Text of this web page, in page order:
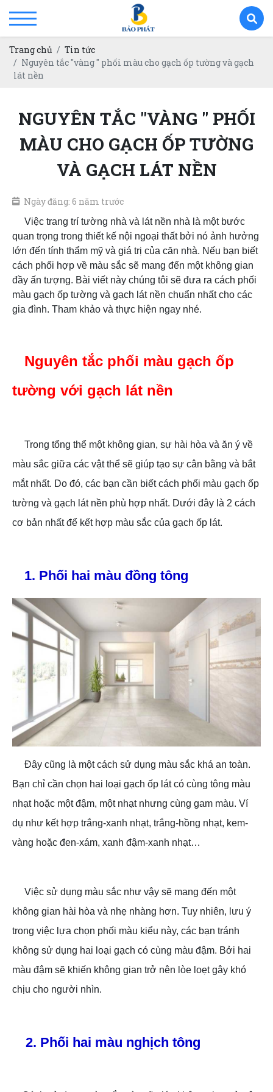
Trang chủ
Tin tức
Nguyên tắc "vàng " phối màu cho gạch ốp tường và gạch
lát nền
NGUYÊN TẮC "VÀNG " PHỐI
MÀU CHO GẠCH ỐP TƯỜNG
VÀ GẠCH LÁT NỀN
Ngày đăng: 6 năm trước
Việc trang trí tường nhà và lát nền nhà là một bước
quan trọng trong thiết kế nội ngoại thất bởi nó ảnh hưởng
lớn đến tính thẩm mỹ và giá trị của căn nhà. Nếu bạn biết
cách phối hợp về màu sắc sẽ mang đến một không gian
đầy ấn tượng. Bài viết này chúng tôi sẽ đưa ra cách phối
màu gạch ốp tường và gạch lát nền chuẩn nhất cho các
gia đình. Tham khảo và thực hiện ngay nhé.
Nguyên tắc phối màu gạch ốp
tường với gạch lát nền
Trong tổng thể một không gian, sự hài hòa và ăn ý về
màu sắc giữa các vật thể sẽ giúp tạo sự cân bằng và bắt
mắt nhất. Do đó, các bạn cần biết cách phối màu gạch ốp
tường và gạch lát nền phù hợp nhất. Dưới đây là 2 cách
cơ bản nhất để kết hợp màu sắc của gạch ốp lát.
1. Phối hai màu đồng tông
Đây cũng là một cách sử dụng màu sắc khá an toàn.
Bạn chỉ cần chọn hai loại gạch ốp lát có cùng tông màu
nhạt hoặc một đậm, một nhạt nhưng cùng gam màu. Ví
dụ như kết hợp trắng-xanh nhạt, trắng-hồng nhạt, kem-
vàng hoặc đen-xám, xanh đậm-xanh nhạt…
Việc sử dụng màu sắc như vậy sẽ mang đến một
không gian hài hòa và nhẹ nhàng hơn. Tuy nhiên, lưu ý
trong việc lựa chọn phối màu kiểu này, các bạn tránh
không sử dụng hai loại gạch có cùng màu đậm. Bởi hai
màu đậm sẽ khiến không gian trở nên lòe loẹt gây khó
chịu cho người nhìn.
2. Phối hai màu nghịch tông